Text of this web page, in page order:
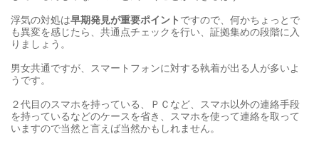
浮気の対処は早期発見が重要ポイント ですので、何かちょっとで
も異変を感じたら、共通点チェックを行い、証拠集めの段階に入
りましょう。
男女共通ですが、スマートフォンに対する執着が出る人が多いよ
うです。
２代目のスマホを持っている、ＰＣなど、スマホ以外の連絡手段
を持っているなどのケースを省き、スマホを使って連絡を取って
いますので当然と言えば当然かもしれません。